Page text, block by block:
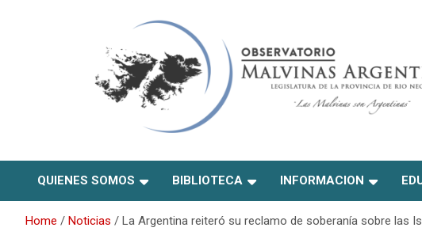
Observatorio Malvinas –
Río Negro
QUIENES SOMOS BIBLIOTECA INFORMACION
Home Noticias La Argentina reiteró su reclamo de soberanía sobre las